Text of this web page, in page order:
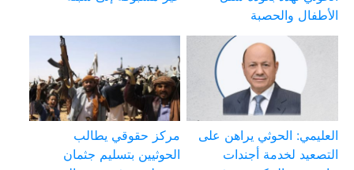
الأطفال والحصبة
العليمي: الحوثي يراهن على
التصعيد لخدمة أجندات
مركز حقوقي يطالب
الحوثيين بتسليم جثمان